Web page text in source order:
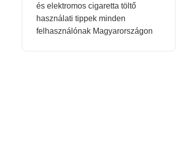
és elektromos cigaretta töltő
használati tippek minden
felhasználónak Magyarországon